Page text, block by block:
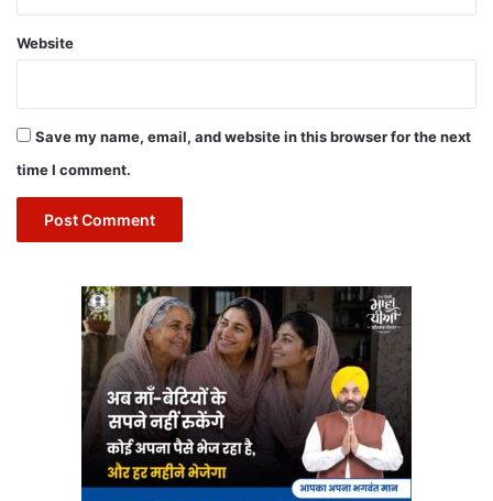
Website
Save my name, email, and website in this browser for the next
time I comment.